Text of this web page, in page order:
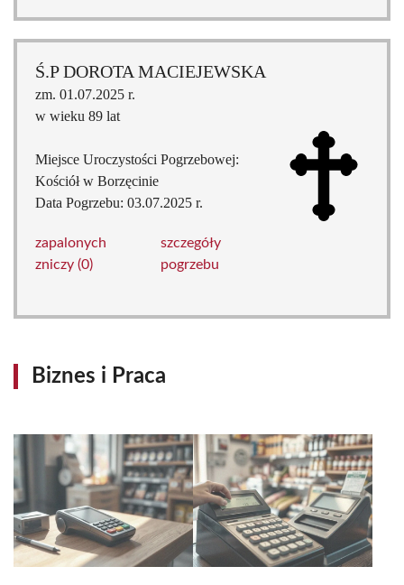
Ś.P DOROTA MACIEJEWSKA
zm. 01.07.2025 r.
w wieku 89 lat
Miejsce Uroczystości Pogrzebowej:
Kościół w Borzęcinie
Data Pogrzebu: 03.07.2025 r.
zapalonych
zniczy (0)
szczegóły
pogrzebu
Biznes i Praca